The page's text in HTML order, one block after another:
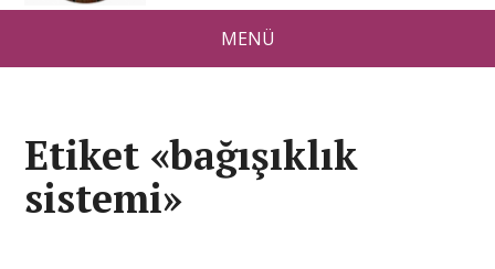
MENÜ
Etiket «bağışıklık
sistemi»